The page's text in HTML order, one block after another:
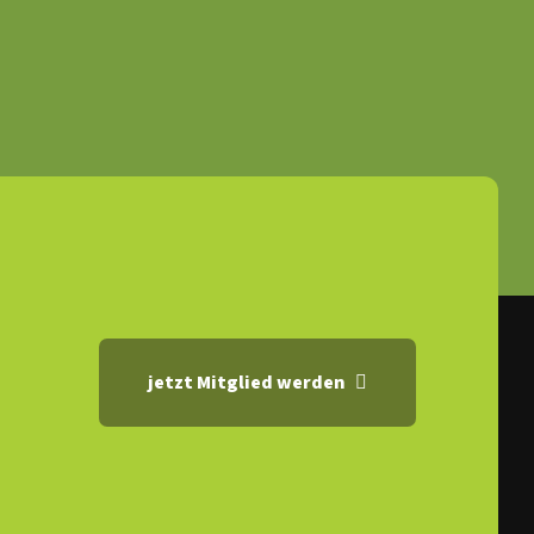
jetzt Mitglied werden